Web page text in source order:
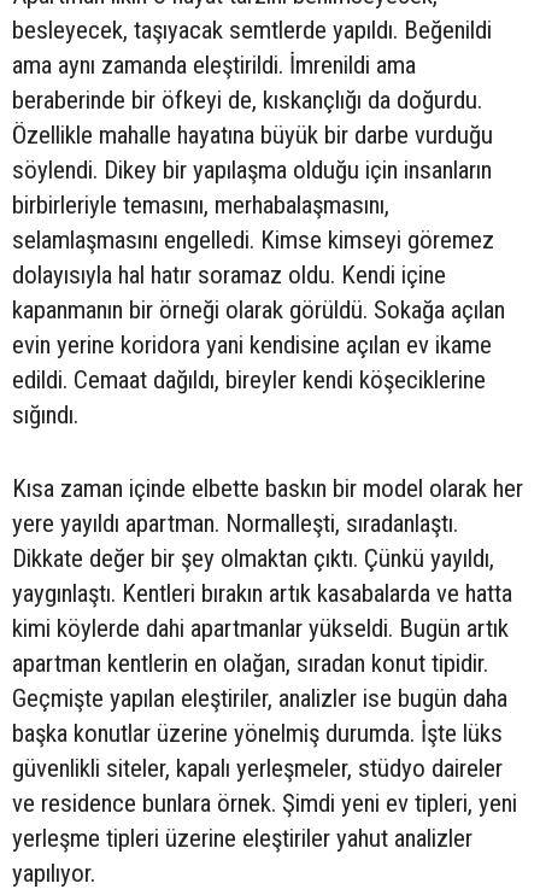
besleyecek, taşıyacak semtlerde yapıldı. Beğenildi
ama aynı zamanda eleştirildi. İmrenildi ama
beraberinde bir öfkeyi de, kıskançlığı da doğurdu.
Özellikle mahalle hayatına büyük bir darbe vurduğu
söylendi. Dikey bir yapılaşma olduğu için insanların
birbirleriyle temasını, merhabalaşmasını,
selamlaşmasını engelledi. Kimse kimseyi göremez
dolayısıyla hal hatır soramaz oldu. Kendi içine
kapanmanın bir örneği olarak görüldü. Sokağa açılan
evin yerine koridora yani kendisine açılan ev ikame
edildi. Cemaat dağıldı, bireyler kendi köşeciklerine
sığındı.
Kısa zaman içinde elbette baskın bir model olarak her
yere yayıldı apartman. Normalleşti, sıradanlaştı.
Dikkate değer bir şey olmaktan çıktı. Çünkü yayıldı,
yaygınlaştı. Kentleri bırakın artık kasabalarda ve hatta
kimi köylerde dahi apartmanlar yükseldi. Bugün artık
apartman kentlerin en olağan, sıradan konut tipidir.
Geçmişte yapılan eleştiriler, analizler ise bugün daha
başka konutlar üzerine yönelmiş durumda. İşte lüks
güvenlikli siteler, kapalı yerleşmeler, stüdyo daireler
ve residence bunlara örnek. Şimdi yeni ev tipleri, yeni
yerleşme tipleri üzerine eleştiriler yahut analizler
yapılıyor.